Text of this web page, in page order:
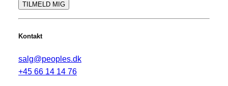
TILMELD MIG
Kontakt
salg@peoples.dk
+45 66 14 14 76